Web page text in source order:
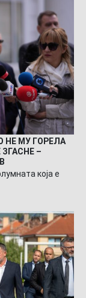
НЕ МУ ГОРЕЛА
–
која е